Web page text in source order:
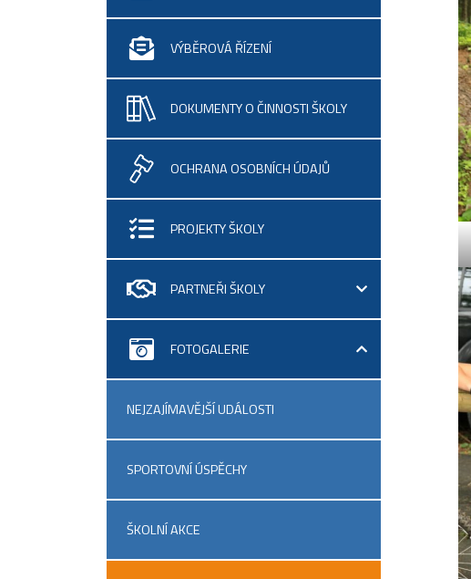
VÝBĚROVÁ ŘÍZENÍ
DOKUMENTY O ČINNOSTI ŠKOLY
OCHRANA OSOBNÍCH ÚDAJŮ
PROJEKTY ŠKOLY
PARTNEŘI ŠKOLY
FOTOGALERIE
NEJZAJÍMAVĚJŠÍ UDÁLOSTI
SPORTOVNÍ ÚSPĚCHY
ŠKOLNÍ AKCE